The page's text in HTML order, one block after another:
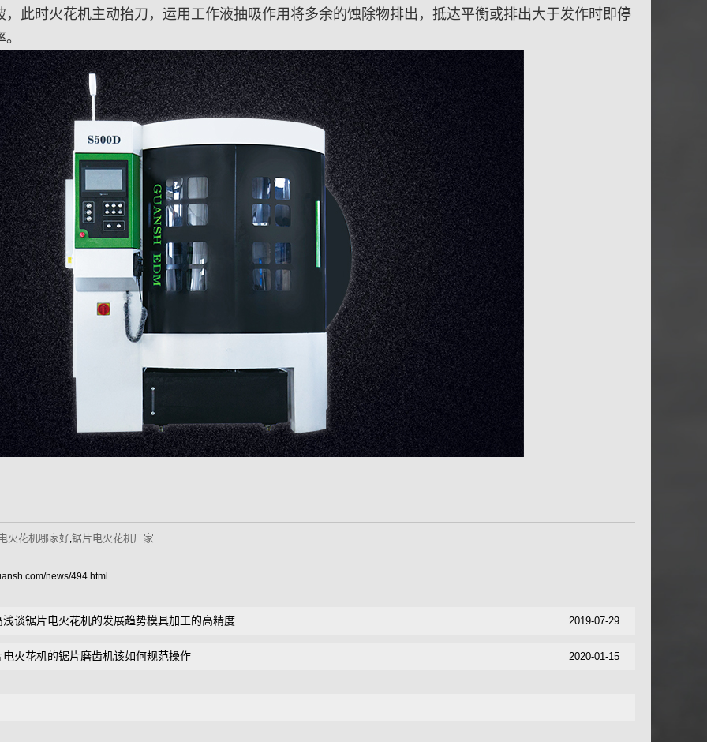
，此时火花机主动抬刀，运用工作液抽吸作用将多余的蚀除物排出，抵达平衡或排出大于发作时即停
火花机哪家好,锯片电火花机厂家
news/494.html
浅谈锯片电火花机的发展趋势模具加工的高精度 2019-07-29
电火花机的锯片磨齿机该如何规范操作 2020-01-15